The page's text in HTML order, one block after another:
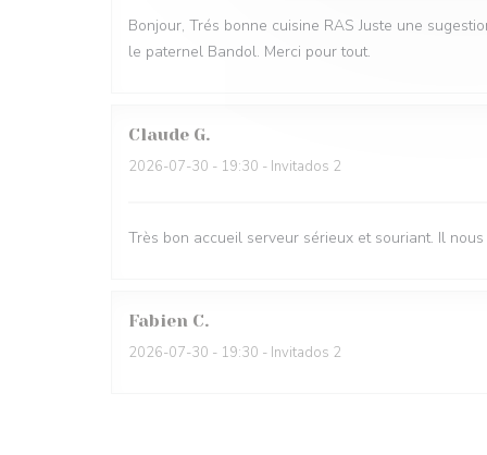
Bonjour, Trés bonne cuisine RAS Juste une
le paternel Bandol. Merci pour tout.
Claude G
2026-07-30 - 19:30 - Invitados 2
Très bon accueil serveur sérieux et souriant. Il
Fabien C
2026-07-30 - 19:30 - Invitados 2